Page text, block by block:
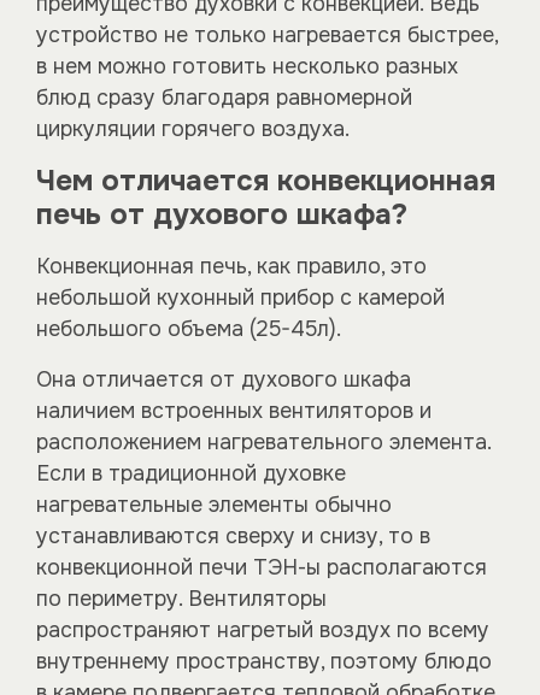
устройство не только нагревается быстрее,
в нем можно готовить несколько разных
блюд сразу благодаря равномерной
циркуляции горячего воздуха.
Чем отличается конвекционная
печь от духового шкафа?
Конвекционная печь, как правило, это
небольшой кухонный прибор с камерой
небольшого объема (25-45л).
Она отличается от духового шкафа
наличием встроенных вентиляторов и
расположением нагревательного элемента.
Если в традиционной духовке
нагревательные элементы обычно
устанавливаются сверху и снизу, то в
конвекционной печи ТЭН-ы располагаются
по периметру. Вентиляторы
распространяют нагретый воздух по всему
внутреннему пространству, поэтому блюдо